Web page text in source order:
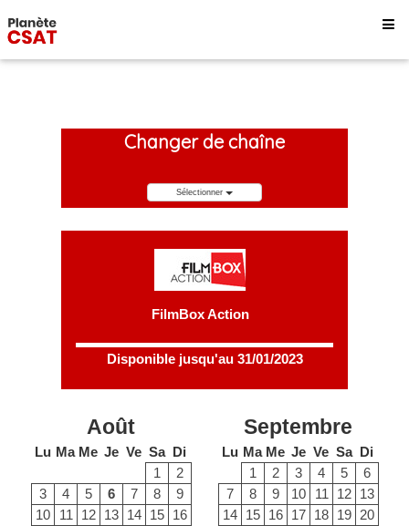
Changer de chaîne
Sélectionner
FilmBox Action
Disponible jusqu'au 31/01/2023
Août
Lu Ma Me Je Ve Sa Di
1
2
3
4 5 6 7 8
9
10
11 12 13 14 15 16
Septembre
Lu Ma Me Je Ve Sa Di
1
2 3 4 5
6
7
8 9 10 11 12 13
14 15 16 17 18 19 20